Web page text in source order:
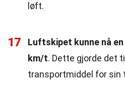
løft.
17
Luftskipet kunne nå
km/t. Dette gjorde det
transportmiddel for sin